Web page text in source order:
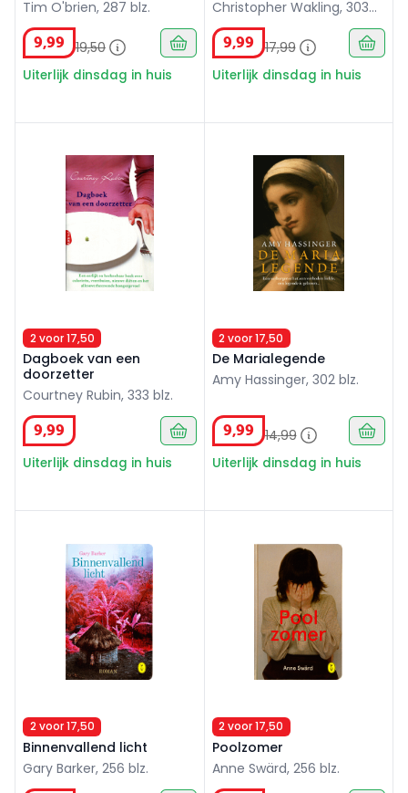
Tim O'brien, 287 blz.
9,99 19,50
Uiterlijk dinsdag in huis
Christopher Wakling, 303
blz.
9,99 17,99
Uiterlijk dinsdag in huis
2 voor 17,50
Dagboek van een
doorzetter
Courtney Rubin, 333 blz.
9,99
Uiterlijk dinsdag in huis
2 voor 17,50
De Marialegende
Amy Hassinger, 302 blz.
9,99 14,99
Uiterlijk dinsdag in huis
2 voor 17,50
Binnenvallend licht
Gary Barker, 256 blz.
2 voor 17,50
Poolzomer
Anne Swärd, 256 blz.